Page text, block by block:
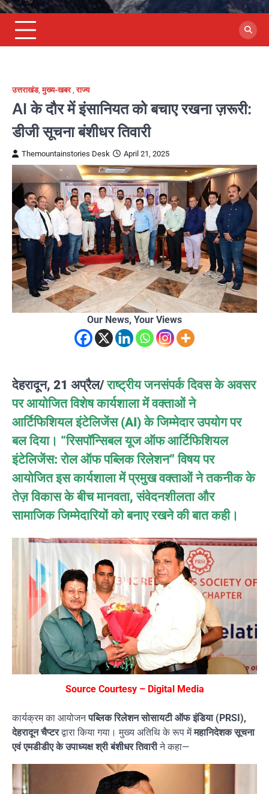
उत्तराखंड,मुख्य-खबर,राज्य
AI के दौर में इंसानियत को बचाए रखना ज़रूरी:
डीजी सूचना बंशीधर तिवारी
Themountainstories Desk April 21, 2025
Our News, Your Views
देहरादून, 21 अप्रैल/राष्ट्रीय जनसंपर्क दिवस के अवसर
पर आयोजित विशेष कार्यशाला में वक्ताओं ने
आर्टिफिशियल इंटेलिजेंस (AI) के जिम्मेदार उपयोग पर
बल दिया। “रिसपॉन्सिबल यूज ऑफ आर्टिफिशियल
इंटेलिजेंस: रोल ऑफ पब्लिक रिलेशन” विषय पर
आयोजित इस कार्यशाला में प्रमुख वक्ताओं ने तकनीक के
तेज़ विकास के बीच मानवता, संवेदनशीलता और
सामाजिक जिम्मेदारियों को बनाए रखने की बात कही।
Source Courtesy – Digital Media
कार्यक्रम का आयोजनपब्लिक रिलेशन सोसायटी ऑफ इंडिया (PRSI),
देहरादून चैप्टरद्वारा किया गया। मुख्य अतिथि के रूप मेंमहानिदेशक सूचना
एवं एमडीडीए के उपाध्यक्ष श्री बंशीधर तिवारीने कहा—